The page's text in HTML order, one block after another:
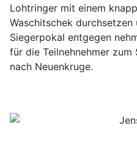
Lohtringer mit einem
Waschitschek durchsetzen
Siegerpokal entgegen
für die Teilnehnehmer zum
nach Neuenkruge.